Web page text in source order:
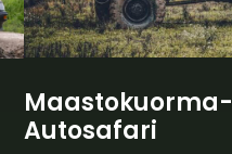
Maastokuorma-
Autosafari